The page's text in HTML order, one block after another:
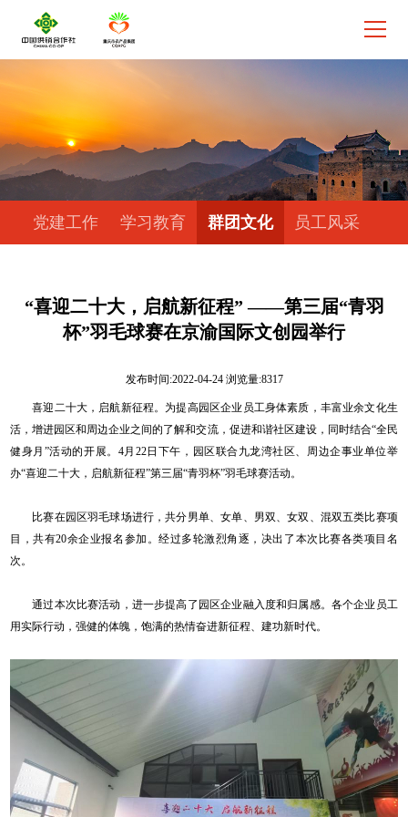
党建工作 学习教育 群团文化 员工风采
“喜迎二十大，启航新征程” ——第三届“青羽
杯”羽毛球赛在京渝国际文创园举行
发布时间:2022-04-24 浏览量:8317
喜迎二十大，启航新征程。为提高园区企业员工身体素质，丰富业余文化生
活，增进园区和周边企业之间的了解和交流，促进和谐社区建设，同时结合“全民
健身月”活动的开展。4月22日下午，园区联合九龙湾社区、周边企事业单位举
办“喜迎二十大，启航新征程”第三届“青羽杯”羽毛球赛活动。
比赛在园区羽毛球场进行，共分男单、女单、男双、女双、混双五类比赛项
目，共有20余企业报名参加。经过多轮激烈角逐，决出了本次比赛各类项目名
次。
通过本次比赛活动，进一步提高了园区企业融入度和归属感。各个企业员工
用实际行动，强健的体魄，饱满的热情奋进新征程、建功新时代。